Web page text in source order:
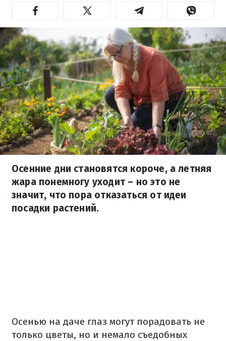
Осенние дни становятся короче, а летняя
жара понемногу уходит – но это не
значит, что пора отказаться от идеи
посадки растений.
Осенью на даче глаз могут порадовать не
только цветы, но и немало съедобных